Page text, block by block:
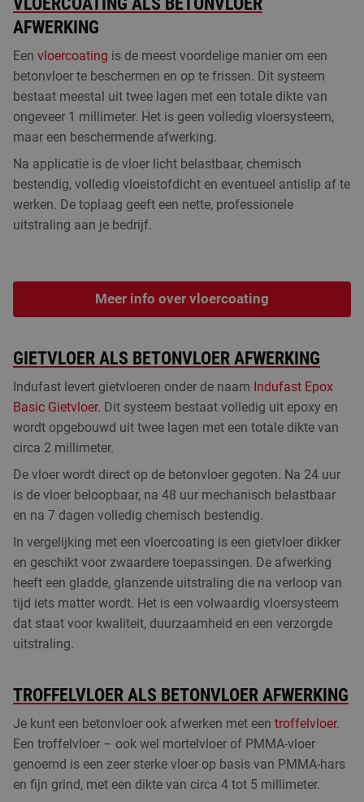
AFWERKING
Een vloercoating is de meest voordelige manier om een
betonvloer te beschermen en op te frissen. Dit systeem
bestaat meestal uit twee lagen met een totale dikte van
ongeveer 1 millimeter. Het is geen volledig vloersysteem,
maar een beschermende afwerking.
Na applicatie is de vloer licht belastbaar, chemisch
bestendig, volledig vloeistofdicht en eventueel antislip af te
werken. De toplaag geeft een nette, professionele
uitstraling aan je bedrijf.
Meer info over vloercoating
GIETVLOER ALS BETONVLOER AFWERKING
Indufast levert gietvloeren onder de naam Indufast Epox
Basic Gietvloer. Dit systeem bestaat volledig uit epoxy en
wordt opgebouwd uit twee lagen met een totale dikte van
circa 2 millimeter.
De vloer wordt direct op de betonvloer gegoten. Na 24 uur
is de vloer beloopbaar, na 48 uur mechanisch belastbaar
en na 7 dagen volledig chemisch bestendig.
In vergelijking met een vloercoating is een gietvloer dikker
en geschikt voor zwaardere toepassingen. De afwerking
heeft een gladde, glanzende uitstraling die na verloop van
tijd iets matter wordt. Het is een volwaardig vloersysteem
dat staat voor kwaliteit, duurzaamheid en een verzorgde
uitstraling.
TROFFELVLOER ALS BETONVLOER AFWERKING
Je kunt een betonvloer ook afwerken met een troffelvloer.
Een troffelvloer – ook wel mortelvloer of PMMA-vloer
genoemd is een zeer sterke vloer op basis van PMMA-hars
en fijn grind, met een dikte van circa 4 tot 5 millimeter.